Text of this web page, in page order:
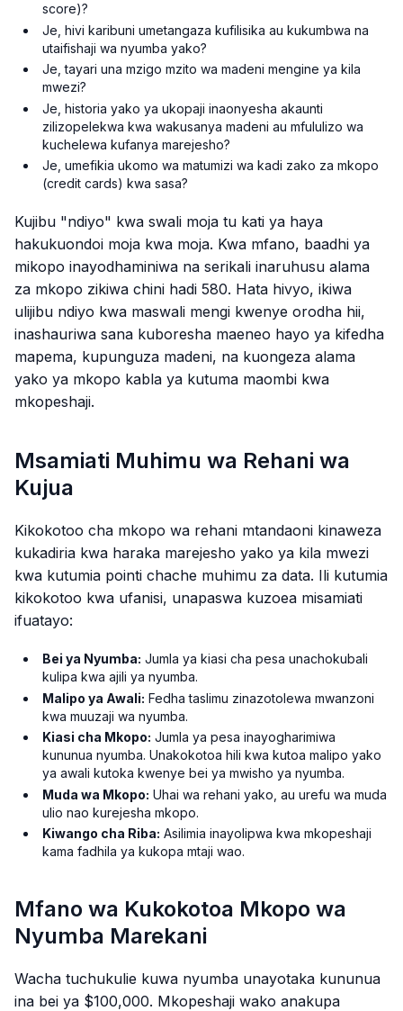
score)?
Je, hivi karibuni umetangaza kufilisika au kukumbwa na
utaifishaji wa nyumba yako?
Je, tayari una mzigo mzito wa madeni mengine ya kila
mwezi?
Je, historia yako ya ukopaji inaonyesha akaunti
zilizopelekwa kwa wakusanya madeni au mfululizo wa
kuchelewa kufanya marejesho?
Je, umefikia ukomo wa matumizi wa kadi zako za mkopo
(credit cards) kwa sasa?
Kujibu "ndiyo" kwa swali moja tu kati ya haya
hakukuondoi moja kwa moja. Kwa mfano, baadhi ya
mikopo inayodhaminiwa na serikali inaruhusu alama
za mkopo zikiwa chini hadi 580. Hata hivyo, ikiwa
ulijibu ndiyo kwa maswali mengi kwenye orodha hii,
inashauriwa sana kuboresha maeneo hayo ya kifedha
mapema, kupunguza madeni, na kuongeza alama
yako ya mkopo kabla ya kutuma maombi kwa
mkopeshaji.
Msamiati Muhimu wa Rehani wa
Kujua
Kikokotoo cha mkopo wa rehani mtandaoni kinaweza
kukadiria kwa haraka marejesho yako ya kila mwezi
kwa kutumia pointi chache muhimu za data. Ili kutumia
kikokotoo kwa ufanisi, unapaswa kuzoea misamiati
ifuatayo:
Bei ya Nyumba: Jumla ya kiasi cha pesa unachokubali
kulipa kwa ajili ya nyumba.
Malipo ya Awali: Fedha taslimu zinazotolewa mwanzoni
kwa muuzaji wa nyumba.
Kiasi cha Mkopo: Jumla ya pesa inayogharimiwa
kununua nyumba. Unakokotoa hili kwa kutoa malipo yako
ya awali kutoka kwenye bei ya mwisho ya nyumba.
Muda wa Mkopo: Uhai wa rehani yako, au urefu wa muda
ulio nao kurejesha mkopo.
Kiwango cha Riba: Asilimia inayolipwa kwa mkopeshaji
kama fadhila ya kukopa mtaji wao.
Mfano wa Kukokotoa Mkopo wa
Nyumba Marekani
Wacha tuchukulie kuwa nyumba unayotaka kununua
ina bei ya $100,000. Mkopeshaji wako anakupa